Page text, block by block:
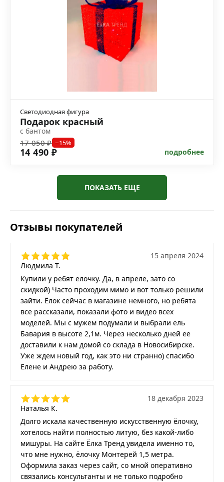
Светодиодная фигура
Подарок красный
с бантом
17 050 ₽ −15%
14 490 ₽ подробнее
ПОКАЗАТЬ ЕЩЕ
Отзывы покупателей
Людмила Т.
15 апреля 2024
Купили у ребят елочку. Да, в апреле, зато со
скидкой) Часто проходим мимо и вот только решили
зайти. Ёлок сейчас в магазине немного, но ребята
все рассказали, показали фото и видео всех
моделей. Мы с мужем подумали и выбрали ель
Бавария в высоте 2,1м. Через несколько дней ее
доставили к нам домой со склада в Новосибирске.
Уже ждем новый год, как это ни странно) спасибо
Елене и Андрею за работу.
Наталья К.
18 декабря 2023
Долго искала качественную искусственную ёлочку,
хотелось найти полностью литую, без какой-либо
мишуры. На сайте Ёлка Тренд увидела именно то,
что мне нужно, ёлочку Монтерей 1,5 метра.
Оформила заказ через сайт, со мной оперативно
связались консультанты и не только подробно